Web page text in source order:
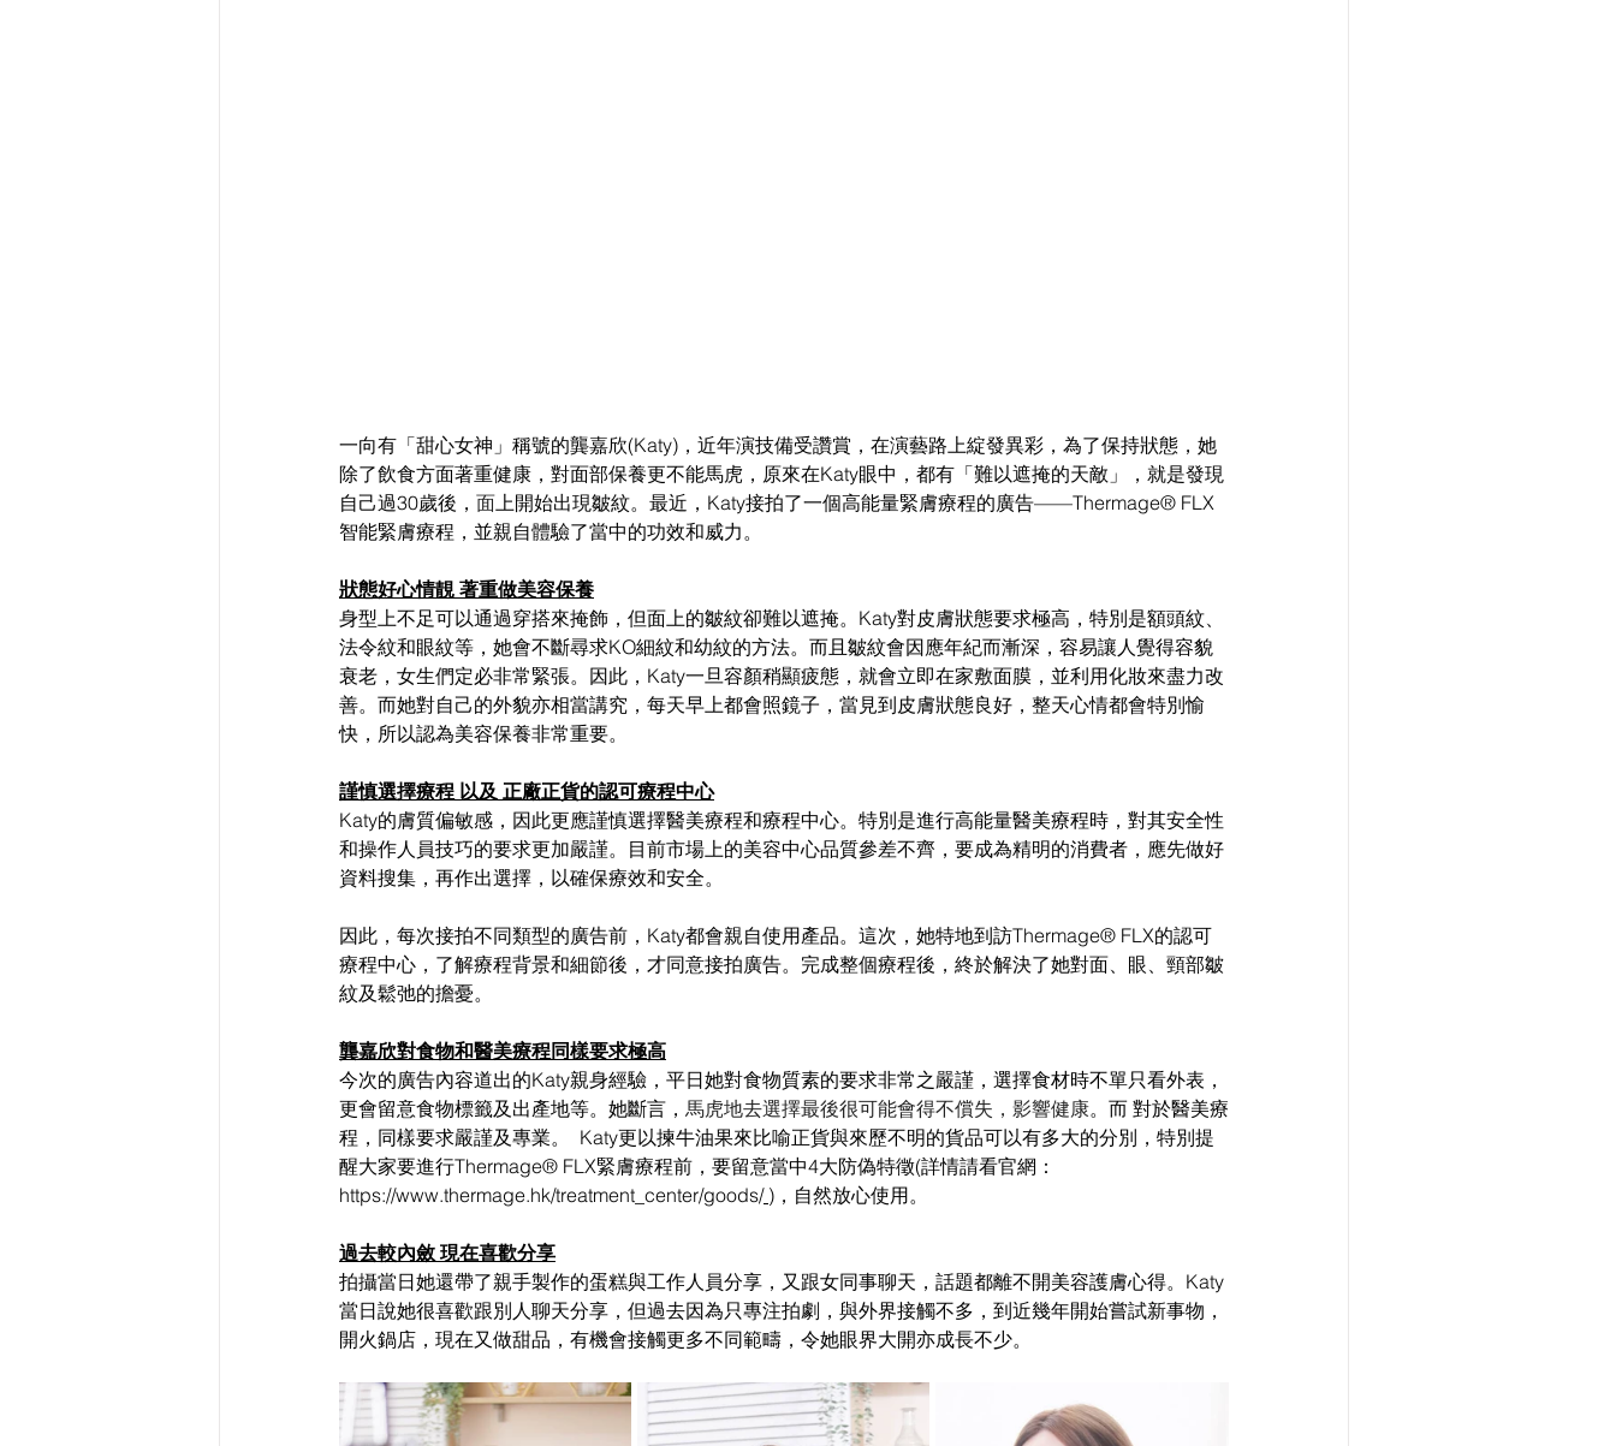
一向有「甜心女神」稱號的龔嘉欣(Katy)，近年演技備受讚賞，在演藝路上綻發異彩，為了保持狀態，她
除了飲食方面著重健康，對面部保養更不能馬虎，原來在Katy眼中，都有「難以遮掩的天敵」，就是發現
自己過30歲後， 面上開始出現皺紋。最近，Katy接拍了一個高能量緊膚療程的廣告——Thermage® FLX
智能緊膚療程，並親自體驗了當中的功效和威力。
狀態好心情靚 著重做美容保養
身型上不足可以通過穿搭來掩飾，但面上的皺紋卻難以遮掩。Katy對皮膚狀態要求極高，特別是額頭紋、
法令紋和眼紋等，她會不斷尋求KO細紋和幼紋的方法。而且皺紋會因應年紀而漸深，容易讓人覺得容貌
衰老，女生們定必非常緊張。 因此，Katy一旦容顏稍顯疲態，就會立即在家敷面膜，並利用化妝來盡力改
善。而她對自己的外貌亦相當講究，每天早上都會照鏡子，當見到皮膚狀態良好，整天心情都會特別愉
快，所以認為美容保養非常重要。
謹慎選擇療程 以及 正廠正貨的認可療程中心
Katy的膚質偏敏感，因此更應謹慎選擇醫美療程和療程中心。特別是進行高能量醫美療程時，對其安全性
和操作人員技巧的要求更加嚴謹。目前市場上的美容中心品質參差不齊，要成為精明的消費者，應先做好
資料搜集，再作出選擇，以確保療效和安全。
因此，每次接拍不同類型的廣告前，Katy都會親自使用產品。這次，她特地到訪Thermage® FLX的認可
療程中心，了解療程背景和細節後，才同意接拍廣告。完成整個療程後，終於解決了她對面、眼、頸部皺
紋及鬆弛的擔憂。
龔嘉欣對食物和醫美療程同樣要求極高
今次的廣告內容道出的Katy親身經驗，平日她對食物質素的要求非常之嚴謹，選擇食材時不單只看外表，
更會留意食物標籤及出產地等。她斷言， 馬虎地去選擇最後很可能會得不償失，影響健康。而 對於醫美療
程，同樣要求嚴謹及專業。 Katy更以揀牛油果來比喻正貨與來歷不明的貨品可以有多大的分別，特別提
醒大家要進行Thermage® FLX緊膚療程前，要留意當中4大防偽特徵(詳情請看官網：
https://www.thermage.hk/treatment_center/goods/ )，自然放心使用。
過去較內斂 現在喜歡分享
拍攝當日她還帶了親手製作的蛋糕與工作人員分享，又跟女同事聊天，話題都離不開美容護膚心得。Katy
當日說她很喜歡跟別人聊天分享，但過去因為只專注拍劇，與外界接觸不多，到近幾年開始嘗試新事物，
開火鍋店，現在又做甜品，有機會接觸更多不同範疇，令她眼界大開亦成長不少。